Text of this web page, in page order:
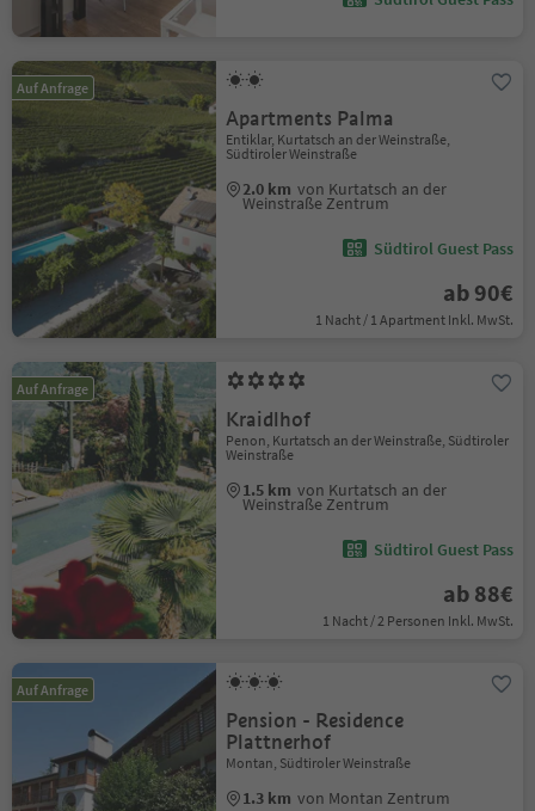
Auf Anfrage
Apartments Palma
Entiklar, Kurtatsch an der Weinstraße,
Südtiroler Weinstraße
2.0 km von Kurtatsch an der
Weinstraße Zentrum
Südtirol Guest Pass
ab 90€
1 Nacht / 1 Apartment Inkl. MwSt.
Auf Anfrage
Kraidlhof
Penon, Kurtatsch an der Weinstraße, Südtiroler
Weinstraße
1.5 km von Kurtatsch an der
Weinstraße Zentrum
Südtirol Guest Pass
ab 88€
1 Nacht / 2 Personen Inkl. MwSt.
Auf Anfrage
Pension - Residence
Plattnerhof
Montan, Südtiroler Weinstraße
1.3 km von Montan Zentrum